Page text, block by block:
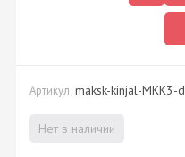
Артикул: maksk-kinjal-MKK3-d
Нет в наличии